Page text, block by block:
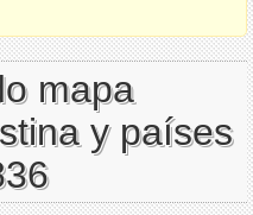
mapa
y países